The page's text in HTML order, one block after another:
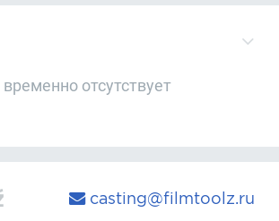
отсутствует
casting@filmtoolz.ru